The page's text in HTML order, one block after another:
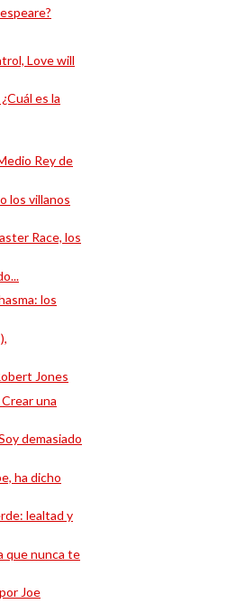
Love will
es la
Rey de
los villanos
Race, los
los
Jones
una
demasiado
ha dicho
lealtad y
que nunca te
Joe